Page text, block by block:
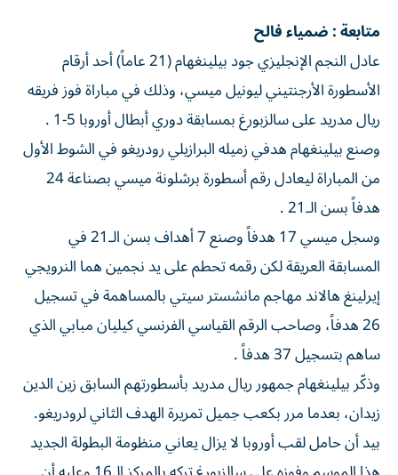
متابعة : ضمياء فالح
عادل النجم الإنجليزي جود بيلينغهام (21 عاماً) أحد أرقام
الأسطورة الأرجنتيني ليونيل ميسي، وذلك في مباراة فوز فريقه
ريال مدريد على سالزبورغ بمسابقة دوري أبطال أوروبا 5-1 .
وصنع بيلينغهام هدفي زميله البرازيلي رودريغو في الشوط الأول
من المباراة ليعادل رقم أسطورة برشلونة ميسي بصناعة 24
هدفاً بسن الـ21 .
وسجل ميسي 17 هدفاً وصنع 7 أهداف بسن الـ21 في
المسابقة العريقة لكن رقمه تحطم على يد نجمين هما النرويجي
إيرلينغ هالاند مهاجم مانشستر سيتي بالمساهمة في تسجيل
26 هدفاً، وصاحب الرقم القياسي الفرنسي كيليان مبابي الذي
ساهم بتسجيل 37 هدفاً .
وذكّر بيلينغهام جمهور ريال مدريد بأسطورتهم السابق زين الدين
زيدان، بعدما مرر بكعب جميل تمريرة الهدف الثاني لرودريغو.
بيد أن حامل لقب أوروبا لا يزال يعاني منظومة البطولة الجديد